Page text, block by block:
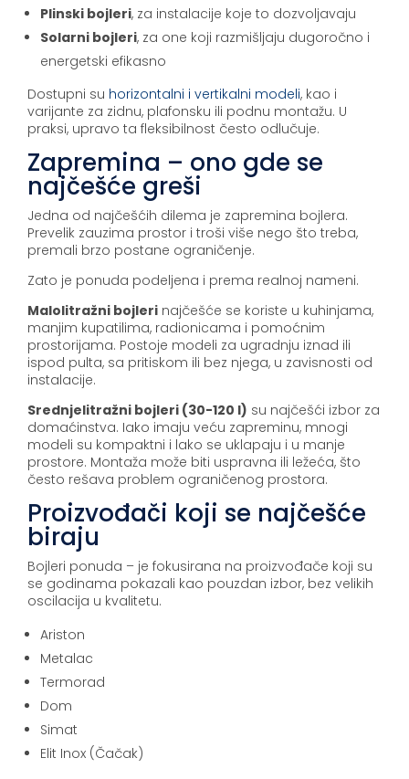
Plinski bojleri, za instalacije koje to dozvoljavaju
Solarni bojleri, za one koji razmišljaju dugoročno i
energetski efikasno
Dostupni su horizontalni i vertikalni modeli, kao i
varijante za zidnu, plafonsku ili podnu montažu. U
praksi, upravo ta fleksibilnost često odlučuje.
Zapremina – ono gde se
najčešće greši
Jedna od najčešćih dilema je zapremina bojlera.
Prevelik zauzima prostor i troši više nego što treba,
premali brzo postane ograničenje.
Zato je ponuda podeljena i prema realnoj nameni.
Malolitražni bojleri najčešće se koriste u kuhinjama,
manjim kupatilima, radionicama i pomoćnim
prostorijama. Postoje modeli za ugradnju iznad ili
ispod pulta, sa pritiskom ili bez njega, u zavisnosti od
instalacije.
Srednjelitražni bojleri (30-120 l) su najčešći izbor za
domaćinstva. Iako imaju veću zapreminu, mnogi
modeli su kompaktni i lako se uklapaju i u manje
prostore. Montaža može biti uspravna ili ležeća, što
često rešava problem ograničenog prostora.
Proizvođači koji se najčešće
biraju
Bojleri ponuda – je fokusirana na proizvođače koji su
se godinama pokazali kao pouzdan izbor, bez velikih
oscilacija u kvalitetu.
Ariston
Metalac
Termorad
Dom
Simat
Elit Inox (Čačak)